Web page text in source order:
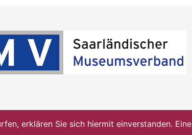
erklären Sie sich hiermit einverstanden. Eine